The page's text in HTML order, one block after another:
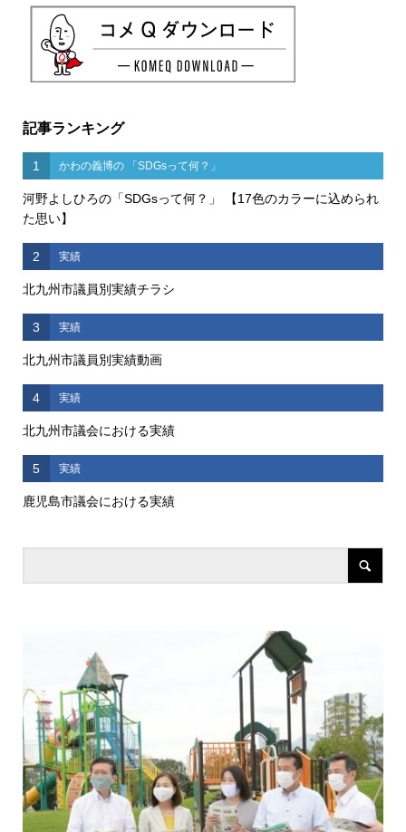
記事ランキング
1 かわの義博の 「SDGsって何？」
河野よしひろの「SDGsって何？」 【17色のカラーに込められ
た思い】
2 実績
北九州市議員別実績チラシ
3 実績
北九州市議員別実績動画
4 実績
北九州市議会における実績
5 実績
鹿児島市議会における実績